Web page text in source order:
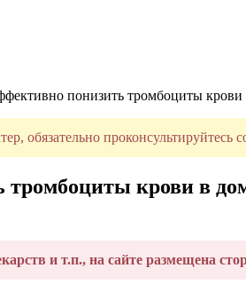
понизить тромбоциты
обязательно проконсультируйтесь
крови в
и т.п., на сайте размещена